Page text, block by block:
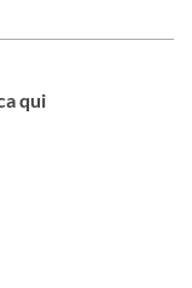
qui